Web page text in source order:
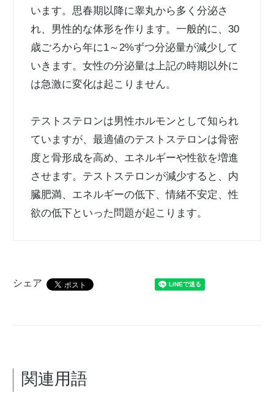
います。思春期以降に睾丸から多く分泌さ
れ、男性的な体形を作ります。一般的に、30
歳ごろから年に1～2%ずつ分泌量が減少して
いきます。女性の分泌量は上記の時期以外に
は急激に変化は起こりません。
テストステロンは男性ホルモンとして知られ
ていますが、最適値のテストステロンは骨密
度と骨形成を高め、エネルギーや性欲を増進
させます。テストステロンが減少すると、内
臓肥満、エネルギーの低下、情緒不安定、性
欲の低下といった問題が起こります。
シェア
関連用語